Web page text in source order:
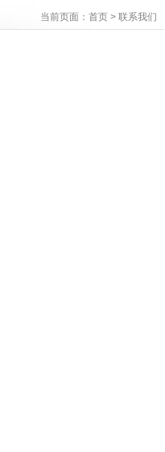
当前页面： 首页> 联系我们